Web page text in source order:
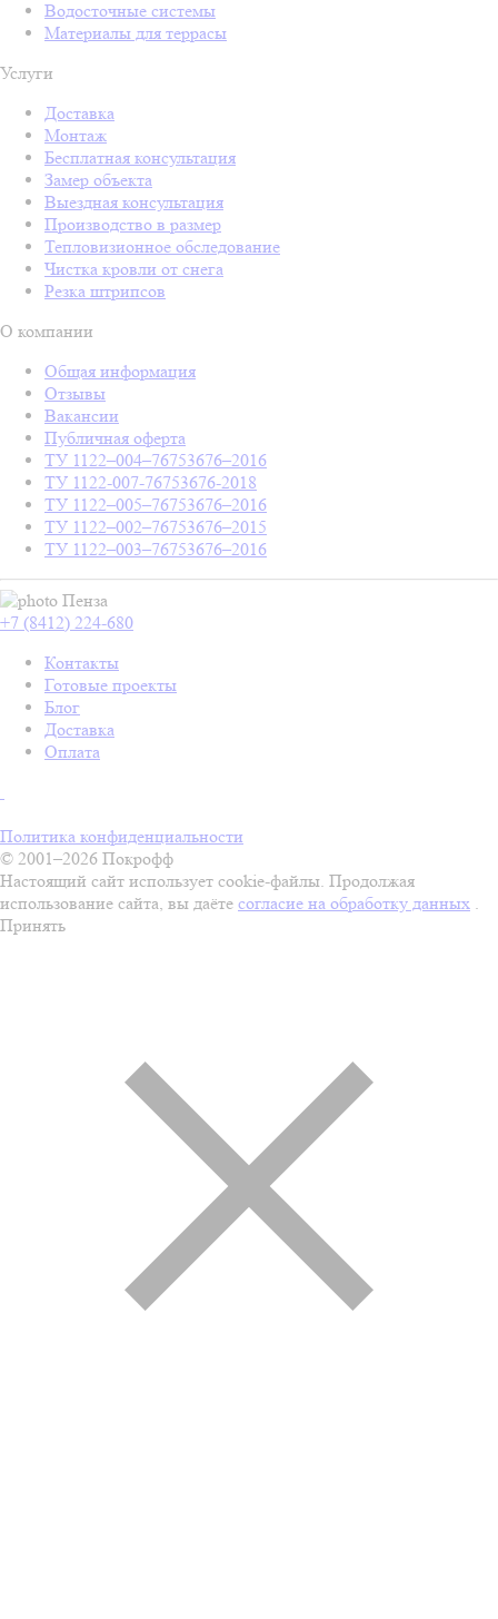
Водосточные системы
Материалы для террасы
Услуги
Доставка
Монтаж
Бесплатная консультация
Замер объекта
Выездная консультация
Производство в размер
Тепловизионное обследование
Чистка кровли от снега
Резка штрипсов
О компании
Общая информация
Отзывы
Вакансии
Публичная оферта
ТУ 1122–004–76753676–2016
ТУ 1122-007-76753676-2018
ТУ 1122–005–76753676–2016
ТУ 1122–002–76753676–2015
ТУ 1122–003–76753676–2016
Пенза
+7 (8412) 224-680
Контакты
Готовые проекты
Блог
Доставка
Оплата
Политика конфиденциальности
© 2001–2026 Покрофф
Настоящий сайт использует cookie-файлы. Продолжая
использование сайта, вы даёте согласие на обработку данных .
Принять